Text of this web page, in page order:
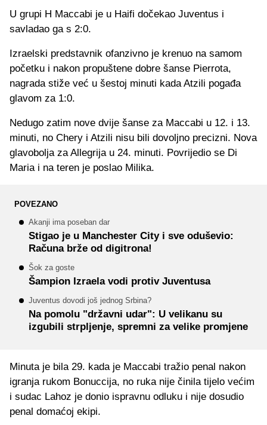
U grupi H Maccabi je u Haifi dočekao Juventus i
savladao ga s 2:0.
Izraelski predstavnik ofanzivno je krenuo na samom
početku i nakon propuštene dobre šanse Pierrota,
nagrada stiže već u šestoj minuti kada Atzili pogađa
glavom za 1:0.
Nedugo zatim nove dvije šanse za Maccabi u 12. i 13.
minuti, no Chery i Atzili nisu bili dovoljno precizni. Nova
glavobolja za Allegrija u 24. minuti. Povrijedio se Di
Maria i na teren je poslao Milika.
POVEZANO
Akanji ima poseban dar
Stigao je u Manchester City i sve oduševio:
Računa brže od digitrona!
Šok za goste
Šampion Izraela vodi protiv Juventusa
Juventus dovodi još jednog Srbina?
Na pomolu "državni udar": U velikanu su
izgubili strpljenje, spremni za velike promjene
Minuta je bila 29. kada je Maccabi tražio penal nakon
igranja rukom Bonuccija, no ruka nije činila tijelo većim
i sudac Lahoz je donio ispravnu odluku i nije dosudio
penal domaćoj ekipi.